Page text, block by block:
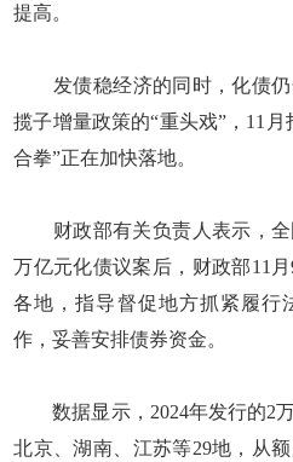
提高。
发债稳经济的同时，化债仍
揽子增量政策的“重头戏”，11
合拳”正在加快落地。
财政部有关负责人表示，全
万亿元化债议案后，财政部11
各地，指导督促地方抓紧履行
作，妥善安排债券资金。
数据显示，2024年发行的2万
北京、湖南、江苏等29地，从